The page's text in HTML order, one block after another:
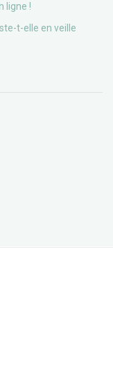
ligne !
t-elle en veille